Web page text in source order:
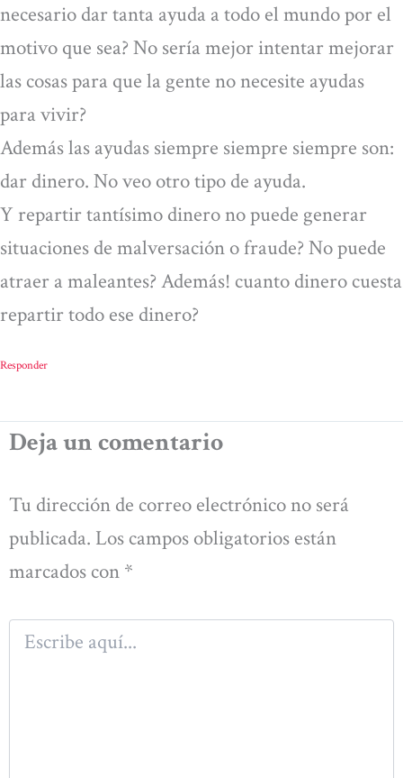
necesario dar tanta ayuda a todo el mundo por el
motivo que sea? No sería mejor intentar mejorar
las cosas para que la gente no necesite ayudas
para vivir?
Además las ayudas siempre siempre siempre son:
dar dinero. No veo otro tipo de ayuda.
Y repartir tantísimo dinero no puede generar
situaciones de malversación o fraude? No puede
atraer a maleantes? Además! cuanto dinero cuesta
repartir todo ese dinero?
Responder
Deja un comentario
Tu dirección de correo electrónico no será
publicada. Los campos obligatorios están
marcados con *
Escribe
aquí...